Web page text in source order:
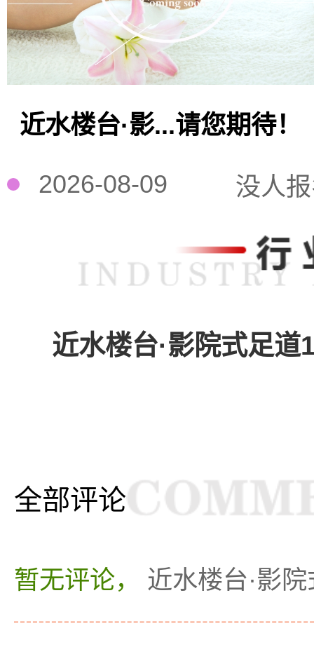
近水楼台·影...请您期待！
2026-08-09 没人
近水楼台·影院式足
全部评论
暂无评论， 近水楼台·影